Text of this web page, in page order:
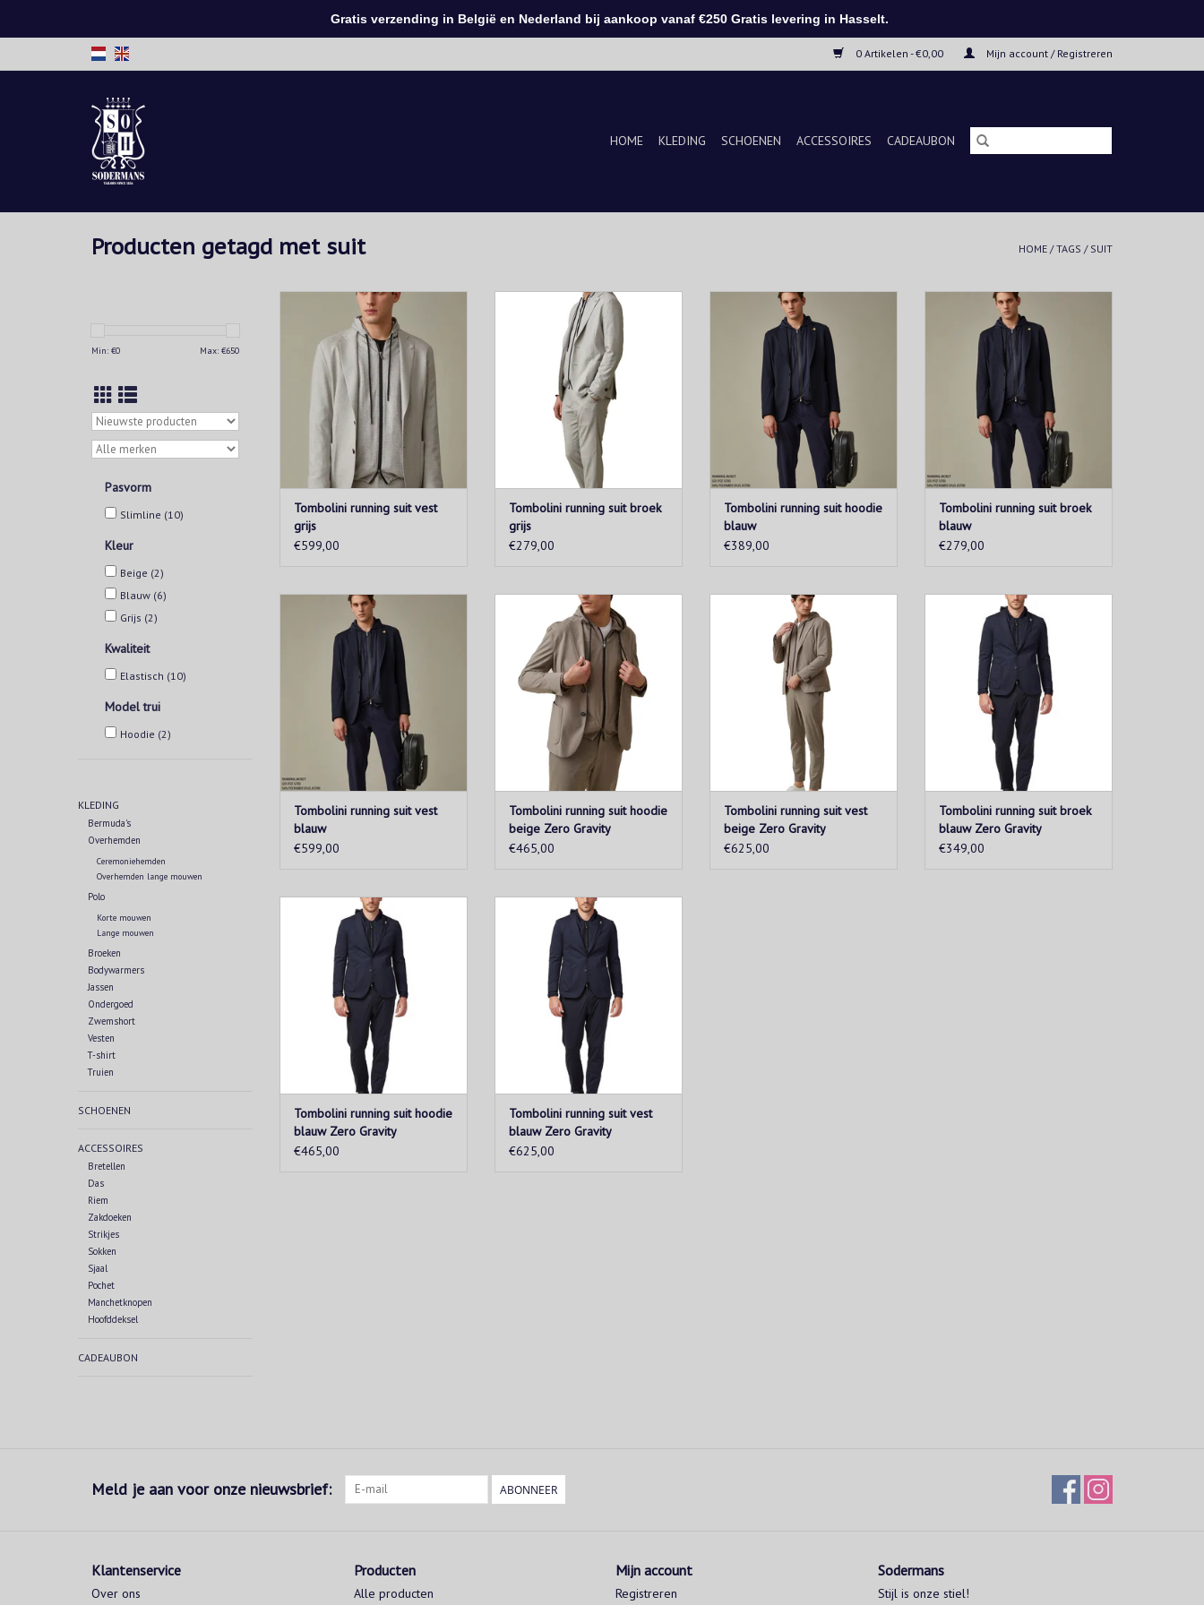
0 Artikelen - €0,00 Mijn account / Registreren
HOME KLEDING SCHOENEN ACCESSOIRES CADEAUBON
Producten getagd met suit HOME /TAGS / SUIT
Min: €0 Max: €650
Pasvorm
Slimline (10)
Kleur
Beige (2)
Blauw (6)
Grijs (2)
Kwaliteit
Elastisch (10)
Model trui
Hoodie (2)
KLEDING
Bermuda's
Overhemden
Ceremoniehemden
Overhemden lange mouwen
Polo
Korte mouwen
Lange mouwen
Broeken
Bodywarmers
Jassen
Ondergoed
Zwemshort
Vesten
T-shirt
Truien
SCHOENEN
ACCESSOIRES
Bretellen
Das
Riem
Zakdoeken
Strikjes
Sokken
Sjaal
Pochet
Manchetknopen
Hoofddeksel
CADEAUBON
Het "running suit" project is
gebaseerd op high-tech stoffen,
gemaakt van comfortabele en
lichte jersey. Ze passen perfect bij
sneakers, T-shirts en
kledingstukken met capuchon.
TOEVOEGEN AAN WINKELWAGEN
Tombolini running suit vest
grijs
€599,00
Het "running suit" project is
gebaseerd op high-tech stoffen,
gemaakt van comfortabele en
lichte jersey. Ze passen perfect bij
sneakers, T-shirts en
kledingstukken met capuchon.
TOEVOEGEN AAN WINKELWAGEN
Tombolini running suit broek
grijs
€279,00
Het "running suit" project is
gebaseerd op high-tech stoffen,
gemaakt van comfortabele en
lichte jersey. Ze passen perfect bij
sneakers, T-shirts en
kledingstukken met capuchon.
TOEVOEGEN AAN WINKELWAGEN
Tombolini running suit hoodie
blauw
€389,00
Het "running suit" project is
gebaseerd op high-tech stoffen,
gemaakt van comfortabele en
lichte jersey. Ze passen perfect bij
sneakers, T-shirts en
kledingstukken met capuchon.
TOEVOEGEN AAN WINKELWAGEN
Tombolini running suit broek
blauw
€279,00
Het "running suit" project is
gebaseerd op high-tech stoffen,
gemaakt van comfortabele en
lichte jersey. Ze passen perfect bij
sneakers, T-shirts en
kledingstukken met capuchon.
TOEVOEGEN AAN WINKELWAGEN
Tombolini running suit vest
blauw
€599,00
Het "running suit" project is
gebaseerd op high-tech stoffen,
gemaakt van comfortabele en
lichte jersey. Ze passen perfect bij
sneakers, T-shirts en
kledingstukken met capuchon.
TOEVOEGEN AAN WINKELWAGEN
Tombolini running suit hoodie
beige Zero Gravity
€465,00
Het "running suit" project is
gebaseerd op high-tech stoffen,
gemaakt van comfortabele en
lichte jersey. Ze passen perfect bij
sneakers, T-shirts en
kledingstukken met capuchon.
TOEVOEGEN AAN WINKELWAGEN
Tombolini running suit vest
beige Zero Gravity
€625,00
Het "running suit" project is
gebaseerd op high-tech stoffen,
gemaakt van comfortabele en
lichte jersey. Ze passen perfect bij
sneakers, T-shirts en
kledingstukken met capuchon.
TOEVOEGEN AAN WINKELWAGEN
Tombolini running suit broek
blauw Zero Gravity
€349,00
Het "running suit" project is
gebaseerd op high-tech stoffen,
gemaakt van comfortabele en
lichte jersey. Ze passen perfect bij
sneakers, T-shirts en
kledingstukken met capuchon.
TOEVOEGEN AAN WINKELWAGEN
Tombolini running suit hoodie
blauw Zero Gravity
€465,00
Het "running suit" project is
gebaseerd op high-tech stoffen,
gemaakt van comfortabele en
lichte jersey. Ze passen perfect bij
sneakers, T-shirts en
kledingstukken met capuchon.
TOEVOEGEN AAN WINKELWAGEN
Tombolini running suit vest
blauw Zero Gravity
€625,00
Meld je aan voor onze nieuwsbrief: ABONNEER
Klantenservice
Over ons
Producten
Alle producten
Mijn account
Registreren
Sodermans
Stijl is onze stiel!
Gratis verzending in België en Nederland bij aankoop vanaf €250 Gratis levering in Hasselt.